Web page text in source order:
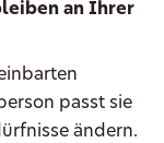
an Ihrer
passt sie
ändern.